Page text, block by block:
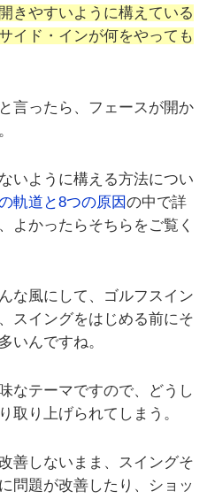
きやすいように構えている
イド・インが何をやっても
言ったら、フェースが開か
いように構える方法につい
軌道と8つの原因の中で詳
よかったらそちらをご覧く
な風にして、ゴルフスイン
スイングをはじめる前にそ
いんですね。
なテーマですので、どうし
取り上げられてしまう。
善しないまま、スイングそ
問題が改善したり、ショッ